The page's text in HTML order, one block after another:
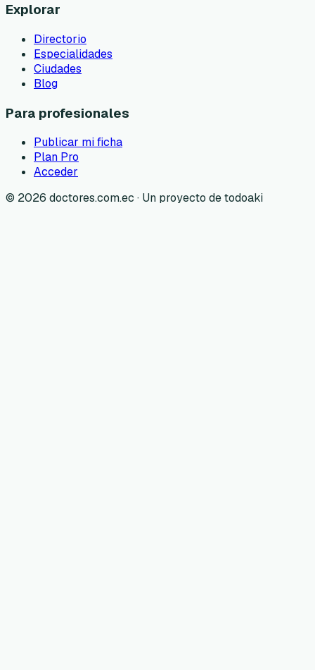
Explorar
Directorio
Especialidades
Ciudades
Blog
Para profesionales
Publicar mi ficha
Plan Pro
Acceder
© 2026 doctores.com.ec · Un proyecto de todoaki